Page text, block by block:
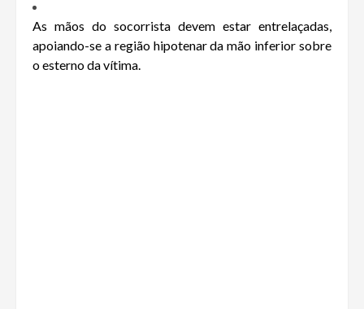
As mãos do socorrista devem estar entrelaçadas,
apoiando-se a região hipotenar da mão inferior sobre
o esterno da vítima.